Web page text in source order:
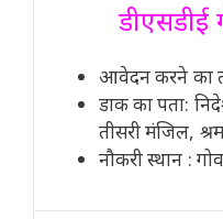
आवेदन करने का
डाक का पता:
तीसरी मंजिल,
नौकरी स्थान :